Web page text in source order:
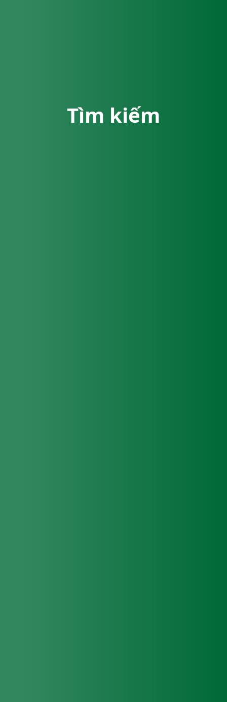
Tìm kiếm